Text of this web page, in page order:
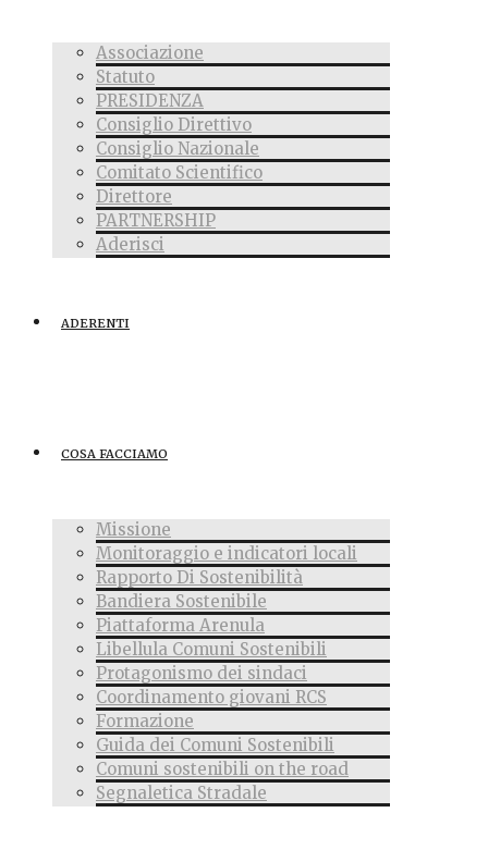
Associazione
Statuto
PRESIDENZA
Consiglio Direttivo
Consiglio Nazionale
Comitato Scientifico
Direttore
PARTNERSHIP
Aderisci
ADERENTI
COSA FACCIAMO
Missione
Monitoraggio e indicatori locali
Rapporto Di Sostenibilità
Bandiera Sostenibile
Piattaforma Arenula
Libellula Comuni Sostenibili
Protagonismo dei sindaci
Coordinamento giovani RCS
Formazione
Guida dei Comuni Sostenibili
Comuni sostenibili on the road
Segnaletica Stradale